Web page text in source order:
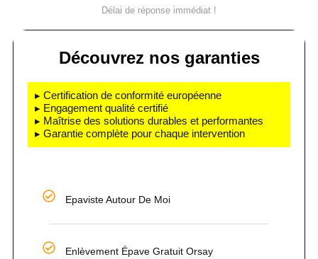
Délai de réponse immédiat !
Découvrez nos garanties
▸ Certification de conformité européenne
▸ Engagement qualité certifié
▸ Maîtrise des solutions durables et performantes
▸ Garantie complète pour chaque intervention
Epaviste Autour De Moi
Enlèvement Épave Gratuit Orsay